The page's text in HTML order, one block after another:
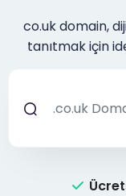
co.uk domain,
tanıtmak için